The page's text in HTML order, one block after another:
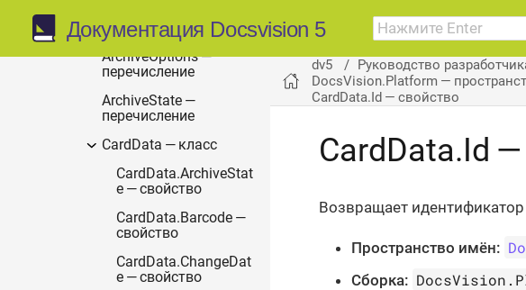
Документация Docsvision 5
класс
ArchiveOptions —
перечисление
ArchiveState —
перечисление
CardData — класс
CardData.ArchiveStat
e — свойство
CardData.Barcode —
свойство
CardData.ChangeDat
e — свойство
dv5 Руководство
DocsVision.Platform —
CardData.Id — свойство
CardData.Id
Возвращает
Пространство имён:
Сборка: